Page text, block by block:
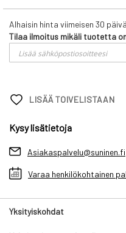
Alhaisin hinta viimeisen 30
Tilaa ilmoitus mikäli tuotetta
LISÄÄ TOIVELISTAAN
Kysy lisätietoja
Asiakaspalvelu@suninen.fi
Varaa henkilökohtainen
Yksityiskohdat